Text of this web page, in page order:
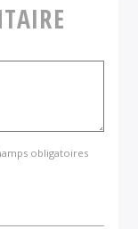
obligatoires